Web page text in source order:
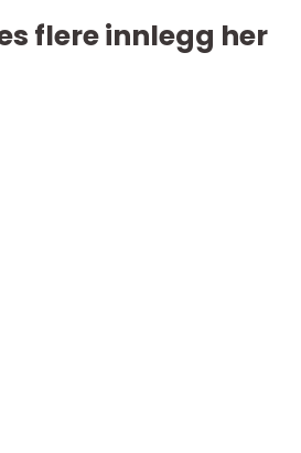
flere innlegg her